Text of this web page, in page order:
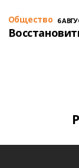
Общество 6